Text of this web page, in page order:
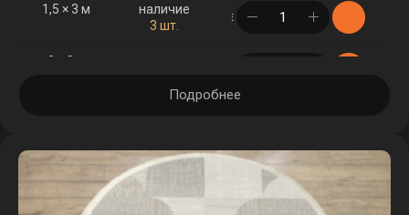
1,5 × 3 м
наличие
3 шт.
в корзине
2 × 3 м
2,5 × 3,5 м
наличие
Подробнее